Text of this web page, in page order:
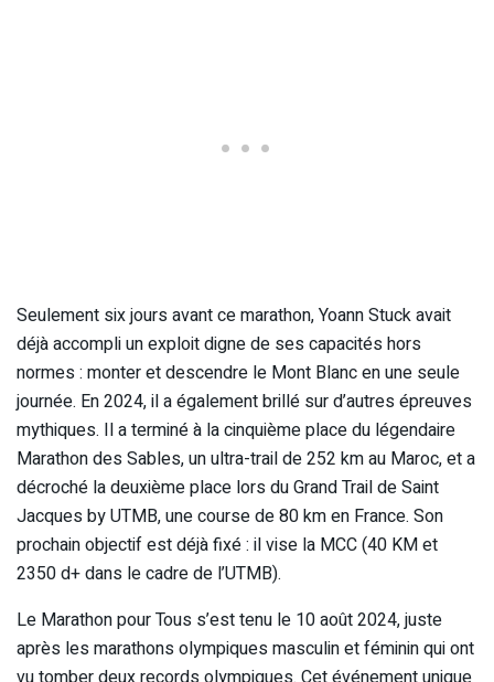
Seulement six jours avant ce marathon, Yoann Stuck avait
déjà accompli un exploit digne de ses capacités hors
normes : monter et descendre le Mont Blanc en une seule
journée. En 2024, il a également brillé sur d’autres épreuves
mythiques. Il a terminé à la cinquième place du légendaire
Marathon des Sables, un ultra-trail de 252 km au Maroc, et a
décroché la deuxième place lors du Grand Trail de Saint
Jacques by UTMB, une course de 80 km en France. Son
prochain objectif est déjà fixé : il vise la MCC (40 KM et
2350 d+ dans le cadre de l’UTMB).
Le Marathon pour Tous s’est tenu le 10 août 2024, juste
après les marathons olympiques masculin et féminin qui ont